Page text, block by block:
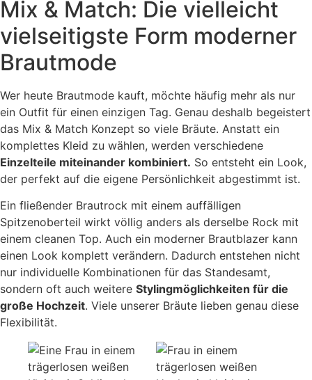
Mix & Match: Die vielleicht
vielseitigste Form moderner
Brautmode
Wer heute Brautmode kauft, möchte häufig mehr als nur
ein Outfit für einen einzigen Tag. Genau deshalb begeistert
das Mix & Match Konzept so viele Bräute. Anstatt ein
komplettes Kleid zu wählen, werden verschiedene
Einzelteile miteinander kombiniert. So entsteht ein Look,
der perfekt auf die eigene Persönlichkeit abgestimmt ist.
Ein fließender Brautrock mit einem auffälligen
Spitzenoberteil wirkt völlig anders als derselbe Rock mit
einem cleanen Top. Auch ein moderner Brautblazer kann
einen Look komplett verändern. Dadurch entstehen nicht
nur individuelle Kombinationen für das Standesamt,
sondern oft auch weitere Stylingmöglichkeiten für die
große Hochzeit. Viele unserer Bräute lieben genau diese
Flexibilität.